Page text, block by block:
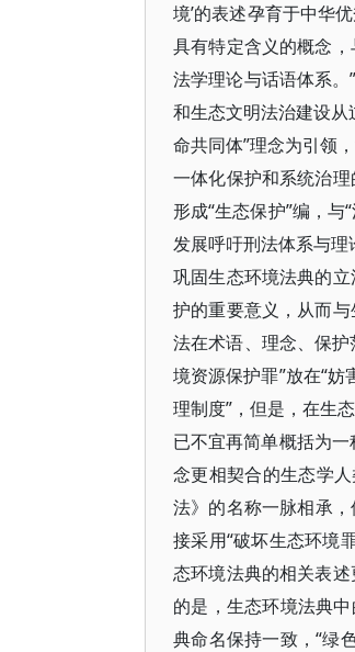
境’的表述孕育于中华
具有特定含义的概念
法学理论与话语体系
和生态文明法治建设
命共同体”理念为引领
一体化保护和系统治
形成“生态保护”编，
发展呼吁刑法体系与理
巩固生态环境法典的
护的重要意义，从而
法在术语、理念、保
境资源保护罪”放在“
理制度”，但是，在生
已不宜再简单概括为一
念更相契合的生态学
法》的名称一脉相承
接采用“破坏生态环境
态环境法典的相关表
的是，生态环境法典
典命名保持一致，“绿